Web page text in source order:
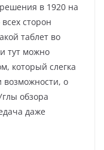
в 1920 на
сторон
таблет во
тут можно
который слегка
возможности, о
обзора
даже